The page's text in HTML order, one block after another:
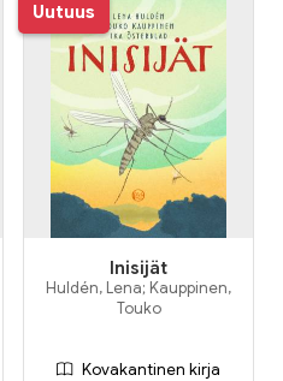
Uutuus
Inisijät
Huldén, Lena; Kauppinen,
Touko
Kovakantinen kirja